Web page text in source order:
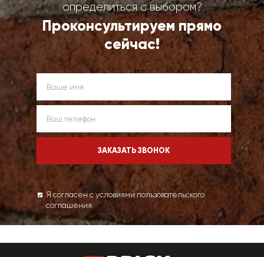
определиться с выбором?
Проконсультируем прямо
сейчас!
Я согласен с условиями пользовательского
соглашения